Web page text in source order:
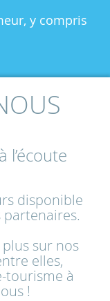
y compris
l’écoute
disponible
sur nos
elles,
tourisme à
!